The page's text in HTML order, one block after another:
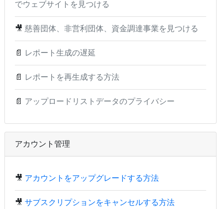
でウェブサイトを見つける
🎥 慈善団体、非営利団体、資金調達事業を見つける
📄 レポート生成の遅延
📄 レポートを再生成する方法
📄 アップロードリストデータのプライバシー
アカウント管理
🎥 アカウントをアップグレードする方法
🎥 サブスクリプションをキャンセルする方法